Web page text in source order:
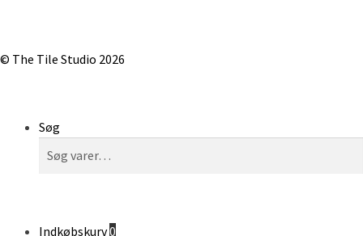
© The Tile Studio 2026
Søg
efter:
Indkøbskurv0